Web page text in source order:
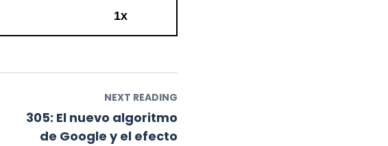
1x
NEXT READING
305: El nuevo algoritmo
de Google y el efecto